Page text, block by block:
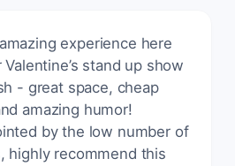
experience here
stand up show
- great space, cheap
amazing humor!
by the low number of
highly recommend this